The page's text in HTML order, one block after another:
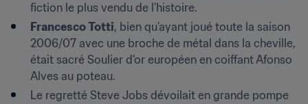
fiction le plus vendu de l'histoire.
Francesco Totti, bien qu'ayant joué toute la saison
2006/07 avec une broche de métal dans la cheville,
était sacré Soulier d'or européen en coiffant Afonso
Alves au poteau.
Le regretté Steve Jobs dévoilait en grande pompe